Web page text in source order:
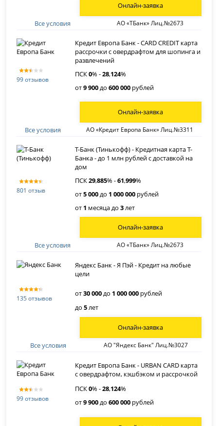
Все условия АО «ТБанк» Лиц.№2673
Онлайн-заявка
99 отзывов
Кредит Европа Банк - CARD CREDIT карта
рассрочки с овердрафтом для шопинга и
развлечений
ПСК0% -28,124%
от9 900до600 000 рублей
Все условия АО «Кредит Европа Банк» Лиц.№3311
Онлайн-заявка
801 отзыв
Т-Банк (Тинькофф) - Кредитная карта Т-
Банка - до 1 млн рублей с доставкой на
дом
ПСК29,885% -61,999%
от5 000до 1 000 000 рублей
от 1 месяца до3лет
Все условия АО «ТБанк» Лиц.№2673
Онлайн-заявка
135 отзывов
Яндекс Банк - Я Пэй - Кредит на любые
цели
от30 000до 1 000 000 рублей
до5лет
Все условия АО "Яндекс Банк" Лиц.№3027
Онлайн-заявка
99 отзывов
Кредит Европа Банк - URBAN CARD карта
с овердрафтом, кэшбэком и рассрочкой
ПСК0% -28,124%
от9 900до600 000 рублей